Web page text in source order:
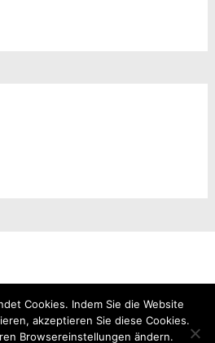
Cookies. Indem Sie die Website
akzeptieren Sie diese Cookies.
Browsereinstellungen ändern.